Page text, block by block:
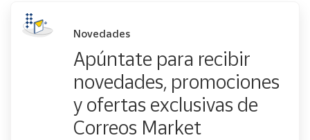
Novedades
Apúntate para recibir
novedades, promociones
y ofertas exclusivas de
Correos Market